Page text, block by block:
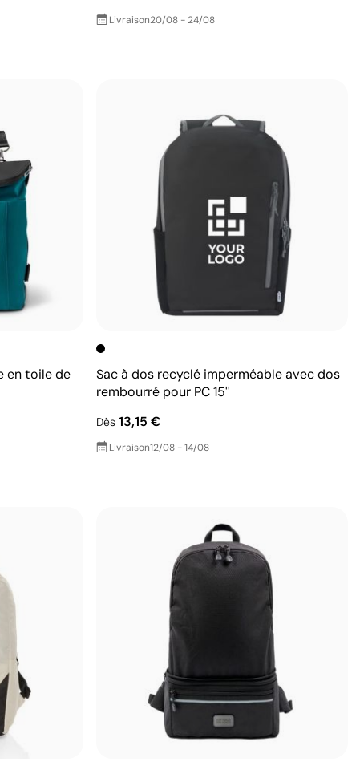
Livraison20/08 - 24/08
en toile de
Sac à dos recyclé imperméable avec dos
rembourré pour PC 15''
Dès 13,15 €
Livraison12/08 - 14/08